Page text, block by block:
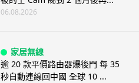
06.08.2026
家居無線
逾 20 款平價路由器爆後門 每 35
秒自動連線回中國 全球 10 ...